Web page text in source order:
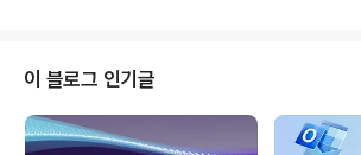
가장 많은 공간을 차지하는 파일과 폴더를 매우 빠른 속도
로 찾아냅니다. 또한, 하드 드라이브에서 가장 큰 파일을 찾
을 수 있는 시각적 트리맵 기능도 제공합니다. 파일 이름 검
색, CSV로 데이터 가져오기/내보내기 등 다양한 기능을 제
이 블로그 인기글